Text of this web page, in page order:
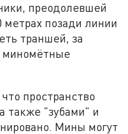
преодолевшей
позади линии
траншей, за
миномётные
пространство
также "зубами" и
Мины могут